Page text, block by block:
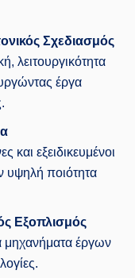
Σχεδιασμός
λειτουργικότητα
έργα
και εξειδικευμένοι
υψηλή ποιότητα
Εξοπλισμός
μηχανήματα έργων